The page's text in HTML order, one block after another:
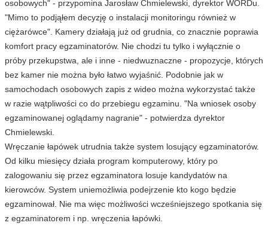
osobowych" - przypomina Jarosław Chmielewski, dyrektor WORDu.
"Mimo to podjąłem decyzję o instalacji monitoringu również w
ciężarówce". Kamery działają już od grudnia, co znacznie poprawia
komfort pracy egzaminatorów. Nie chodzi tu tylko i wyłącznie o
próby przekupstwa, ale i inne - niedwuznaczne - propozycje, których
bez kamer nie można było łatwo wyjaśnić. Podobnie jak w
samochodach osobowych zapis z wideo można wykorzystać także
w razie wątpliwości co do przebiegu egzaminu. "Na wniosek osoby
egzaminowanej oglądamy nagranie" - potwierdza dyrektor
Chmielewski.
Wręczanie łapówek utrudnia także system losujący egzaminatorów.
Od kilku miesięcy działa program komputerowy, który po
zalogowaniu się przez egzaminatora losuje kandydatów na
kierowców. System uniemożliwia podejrzenie kto kogo będzie
egzaminował. Nie ma więc możliwości wcześniejszego spotkania się
z egzaminatorem i np. wręczenia łapówki.